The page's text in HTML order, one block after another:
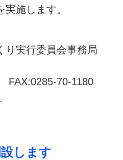
施します。
実行委員会事務局
70-1180
します